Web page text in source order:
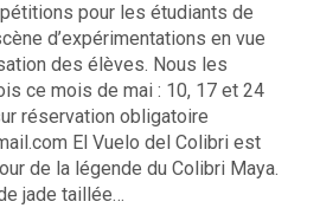
pour les étudiants de
d’expérimentations en vue
des élèves. Nous les
ce mois de mai : 10, 17 et 24
réservation obligatoire
El Vuelo del Colibri est
de la légende du Colibri Maya.
jade taillée…